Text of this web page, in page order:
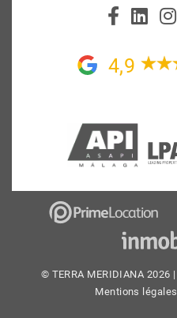
4,9
© TERRA MERIDIANA 2026 |
Mentions légales